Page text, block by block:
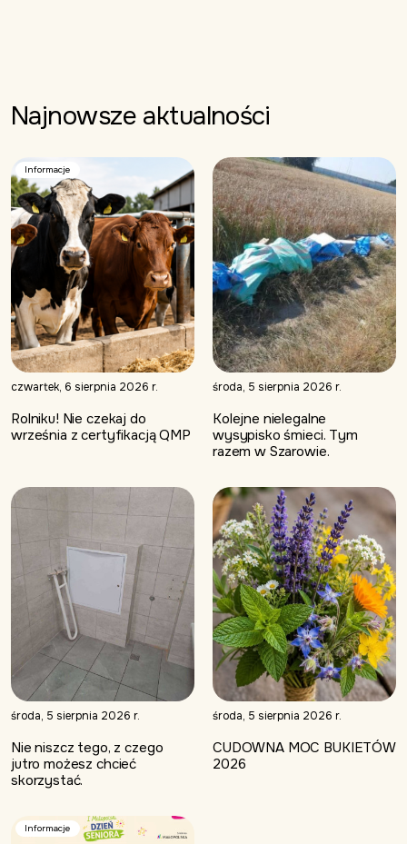
Najnowsze aktualności
Informacje
czwartek, 6 sierpnia 2026 r.
Rolniku! Nie czekaj do
września z certyfikacją QMP
środa, 5 sierpnia 2026 r.
Kolejne nielegalne
wysypisko śmieci. Tym
razem w Szarowie.
środa, 5 sierpnia 2026 r.
Nie niszcz tego, z czego
jutro możesz chcieć
skorzystać.
środa, 5 sierpnia 2026 r.
CUDOWNA MOC BUKIETÓW
2026
Informacje